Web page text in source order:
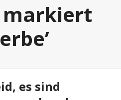
markiert
es sind